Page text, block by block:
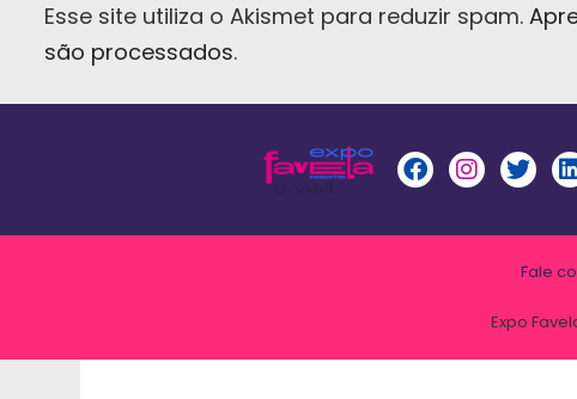
Esse site utiliza o Akismet para reduzir spam.
são processados.
Fale
Expo